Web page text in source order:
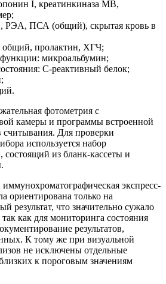
I, креатинкиназа МВ,
РЭА, ПСА (общий), скрытая кровь в
пролактин, ХГЧ;
микроальбумин;
С-реактивный белок;
фотометрия с
камеры и программы встроенной
считывания. Для проверки
используется набор
состоящий из бланк-кассеты и
экспресс-
ориентирована только на
результат, что значительно сужало
как для мониторинга состояния
результатов,
К тому же при визуальной
не исключены отдельные
к пороговым значениям